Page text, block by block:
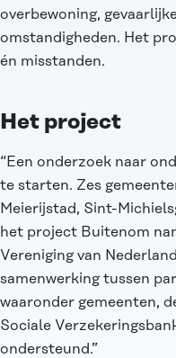
overbewoning,
omstandigheden. Het
én misstanden.
Het project
“Een onderzoek naar
te starten. Zes
Meierijstad, Sint-
het project Buitenom
Vereniging van
samenwerking tussen
waaronder gemeenten,
Sociale
ondersteund.”